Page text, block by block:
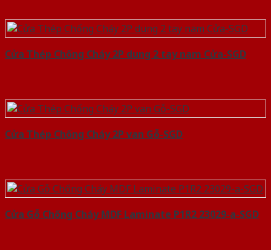
Cửa Thép Chống Cháy 2P dung 2 tay nam Cửa-SGD
Cửa Thép Chống Cháy 2P van Gỗ-SGD
Cửa Gỗ Chống Cháy MDF Laminate P1R2 23029-a-SGD